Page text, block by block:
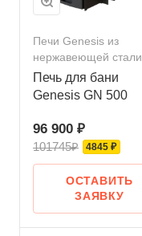
Печи Genesis из
нержавеющей стали
Печь для бани
Genesis GN 500
96 900 ₽
101745₽ 4845 ₽
ОСТАВИТЬ
ЗАЯВКУ